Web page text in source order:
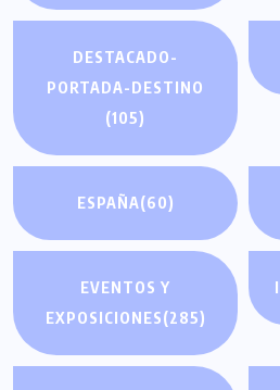
DESTACADO-
PORTADA-DESTINO
(105)
ESPAÑA(60)
EVENTOS Y
EXPOSICIONES(285)